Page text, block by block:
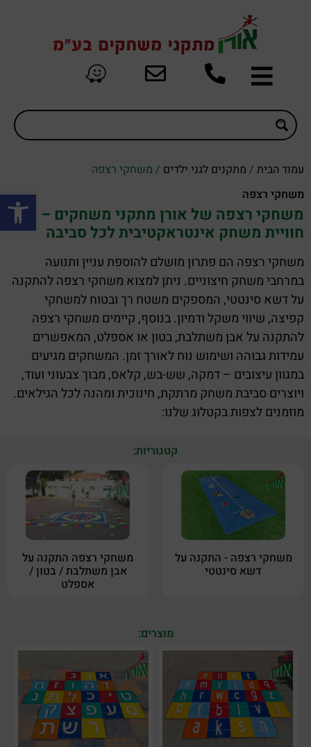
פתח
עמוד הבית / מתקנים לגני ילדים / משחקי רצפה
משחקי רצפה
משחקי רצפה של אורן מתקני משחקים –
חוויית משחק אינטראקטיבית לכל סביבה
משחקי רצפה הם פתרון מושלם להוספת עניין ותנועה
במרחבי משחק חיצוניים. ניתן למצוא משחקי רצפה להתקנה
על דשא סינטטי, המספקים משטח רך ובטוח למשחקי
קפיצה, שיווי משקל ודמיון. בנוסף, קיימים משחקי רצפה
להתקנה על אבן משתלבת, בטון או אספלט, המאפשרים
עמידות גבוהה ושימוש נוח לאורך זמן. המשחקים מגיעים
במגוון עיצובים – דמקה, שש-בש, קלאס, מבוך צבעוני ועוד,
ויוצרים סביבת משחק מרתקת, חינוכית ומהנה לכל הגילאים.
מוזמנים לצפות בקטלוג שלנו:
קטגוריות:
משחקי רצפה - התקנה על
דשא סינטטי
משחקי רצפה התקנה על
אבן משתלבת / בטון /
אספלט
מוצרים: